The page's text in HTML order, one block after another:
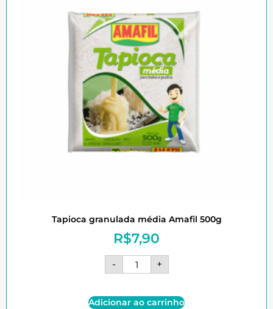
Tapioca granulada média Amafil 500g
R$7,90
- +
Adicionar ao carrinho